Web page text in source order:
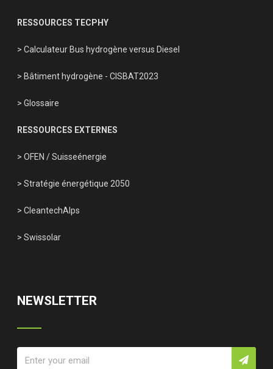
RESSOURCES TECPHY
> Calculateur Bus hydrogène versus Diesel
> Bâtiment hydrogène - CISBAT2023
> Glossaire
RESSOURCES EXTERNES
> OFEN /Suisseénergie
> Stratégie énergétique 2050
> CleantechAlps
> Swissolar
NEWSLETTER